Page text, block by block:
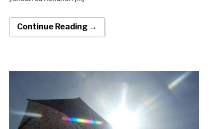
Continue Reading →